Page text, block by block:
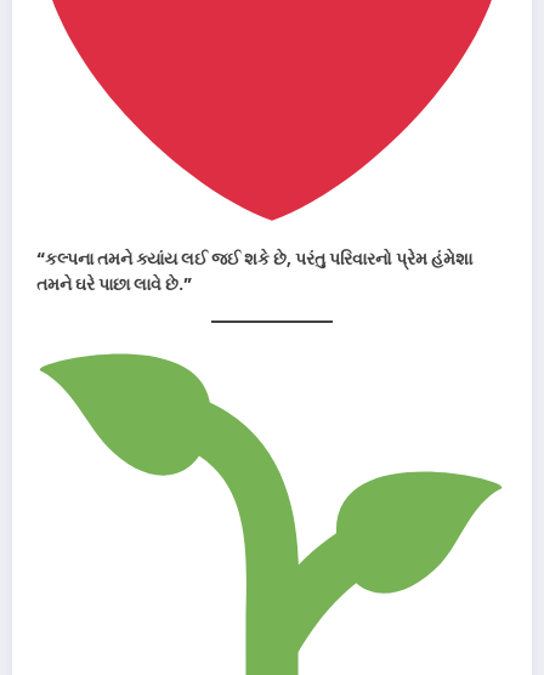
“કલ્પના તમને ક્યાંય લઈ જઈ શકે છે, પરંતુ પરિવારનો પ્રેમ હંમેશા
તમને ઘરે પાછા લાવે છે.”